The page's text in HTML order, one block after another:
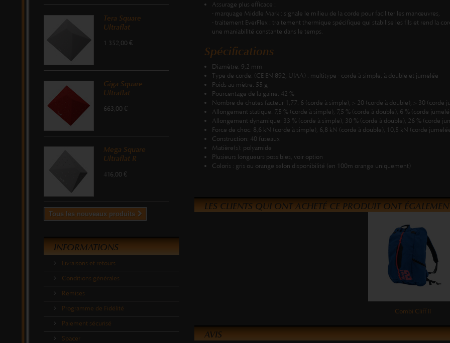
Tera Square
Ultraflat
1 352,00 €
Giga Square
Ultraflat
663,00 €
Mega Square
Ultraflat R
416,00 €
Tous les nouveaux produits
INFORMATIONS
Livraisons et retours
Conditions générales
Remises
Programme de Fidélité
Paiement sécurisé
Spacer
Assurage plus efficace :
- marquage Middle Mark : signale le milieu de la corde pour faciliter les manœuvres,
- traitement EverFlex : traitement thermique spécifique qui stabilise les fils et rend la
une maniabilité constante dans le temps.
Spécifications
Diamètre: 9,2 mm
Type de corde: (CE EN 892, UIAA) : multitype - corde à simple, à double et jumelée
Poids au mètre: 55 g
Pourcentage de la gaine: 42 %
Nombre de chutes facteur 1,77: 6 (corde à simple), > 20 (corde à double), > 30 (corde
Allongement statique: 7,5 % (corde à simple), 7,5 % (corde à double), 6 % (corde
Allongement dynamique: 33 % (corde à simple), 30 % (corde à double), 26 % (corde
Force de choc: 8,6 kN (corde à simple), 6,8 kN (corde à double), 10,5 kN (corde
Construction: 40 fuseaux
Matière(s): polyamide
Plusieurs longueurs possibles, voir option
Coloris : gris ou orange selon disponibilité (en 100m orange uniquement)
LES CLIENTS QUI ONT ACHETÉ CE PRODUIT ONT
Combi Cliff II
AVIS